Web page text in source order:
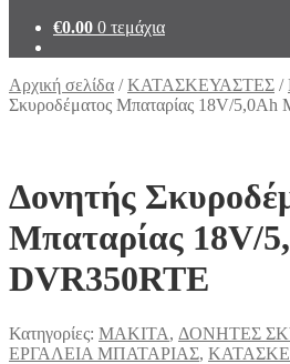
€0.00 0 τεμάχια
Αρχική σελίδα /ΚΑΤΑΣΚΕΥΑΣΤΕΣ /
Σκυροδέματος Μπαταρίας 18V/5,0Ah
Δονητής
Μπαταρίας 18V/
DVR350RTE
Κατηγορίες: MAKITA, ΔΟΝΗΤΕΣ
ΕΡΓΑΛΕΙΑ ΜΠΑΤΑΡΙΑΣ,